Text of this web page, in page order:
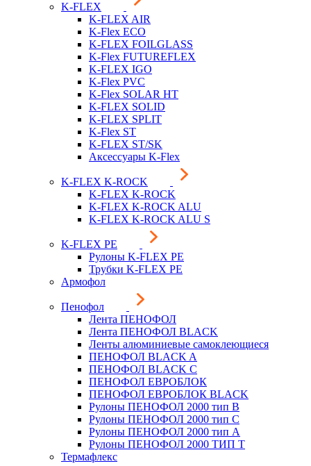
K-FLEX
K-FLEX AIR
K-Flex ECO
K-FLEX FOILGLASS
K-Flex FUTUREFLEX
K-FLEX IGO
K-Flex PVC
K-Flex SOLAR HT
K-FLEX SOLID
K-FLEX SPLIT
K-Flex ST
K-FLEX ST/SK
Аксессуары K-Flex
K-FLEX K-ROCK
K-FLEX K-ROCK
K-FLEX K-ROCK ALU
K-FLEX K-ROCK ALU S
K-FLEX PE
Рулоны K-FLEX PE
Трубки K-FLEX PE
Армофол
Пенофол
Лента ПЕНОФОЛ
Лента ПЕНОФОЛ BLACK
Ленты алюминиевые самоклеющиеся
ПЕНОФОЛ BLACK A
ПЕНОФОЛ BLACK С
ПЕНОФОЛ ЕВРОБЛОК
ПЕНОФОЛ ЕВРОБЛОК BLACK
Рулоны ПЕНОФОЛ 2000 тип B
Рулоны ПЕНОФОЛ 2000 тип C
Рулоны ПЕНОФОЛ 2000 тип А
Рулоны ПЕНОФОЛ 2000 ТИП Т
Термафлекс